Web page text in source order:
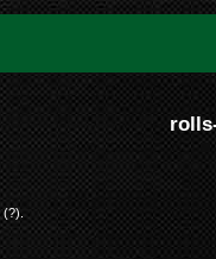
20hp brougham